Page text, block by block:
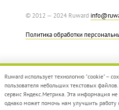
© 2012 — 2024 Ruward
Политика обработки
Дизайн –Red Collar
Ruward использует технологию "cookie" –
пользователя небольших текстовых
сервис Яндекс.Метрика. Эта информация
однако может помочь нам улучшить работу